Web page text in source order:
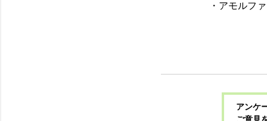
・ アモルフ
アンケ